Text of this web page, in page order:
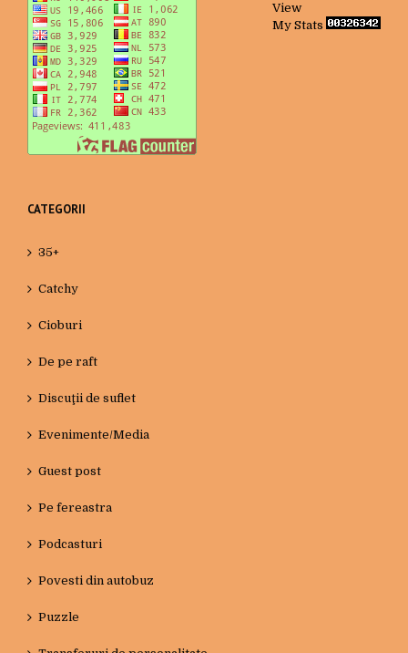
View
My Stats
CATEGORII
35+
Catchy
Cioburi
De pe raft
Discuţii de suflet
Evenimente/Media
Guest post
Pe fereastra
Podcasturi
Povesti din autobuz
Puzzle